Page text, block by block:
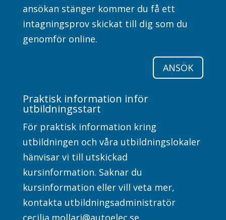
ansökan stänger kommer du få ett
intagningsprov skickat till dig som du
genomför online.
ANSÖK
Praktisk information inför
utbildningsstart
För praktisk information kring
utbildningen och våra utbildningslokaler
hänvisar vi till utskickad
kursinformation. Saknar du
kursinformation eller vill veta mer,
kontakta utbildningsadministratör